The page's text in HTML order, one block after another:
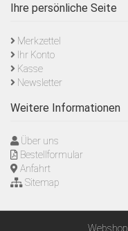
Ihre persönliche Seite
Merkzettel
Ihr Konto
Kasse
Newsletter
Weitere Informationen
Über uns
Bestellformular
Anfahrt
Sitemap
Webshop